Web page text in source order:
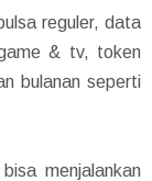
reguler, data
& tv, token
bulanan seperti
menjalankan